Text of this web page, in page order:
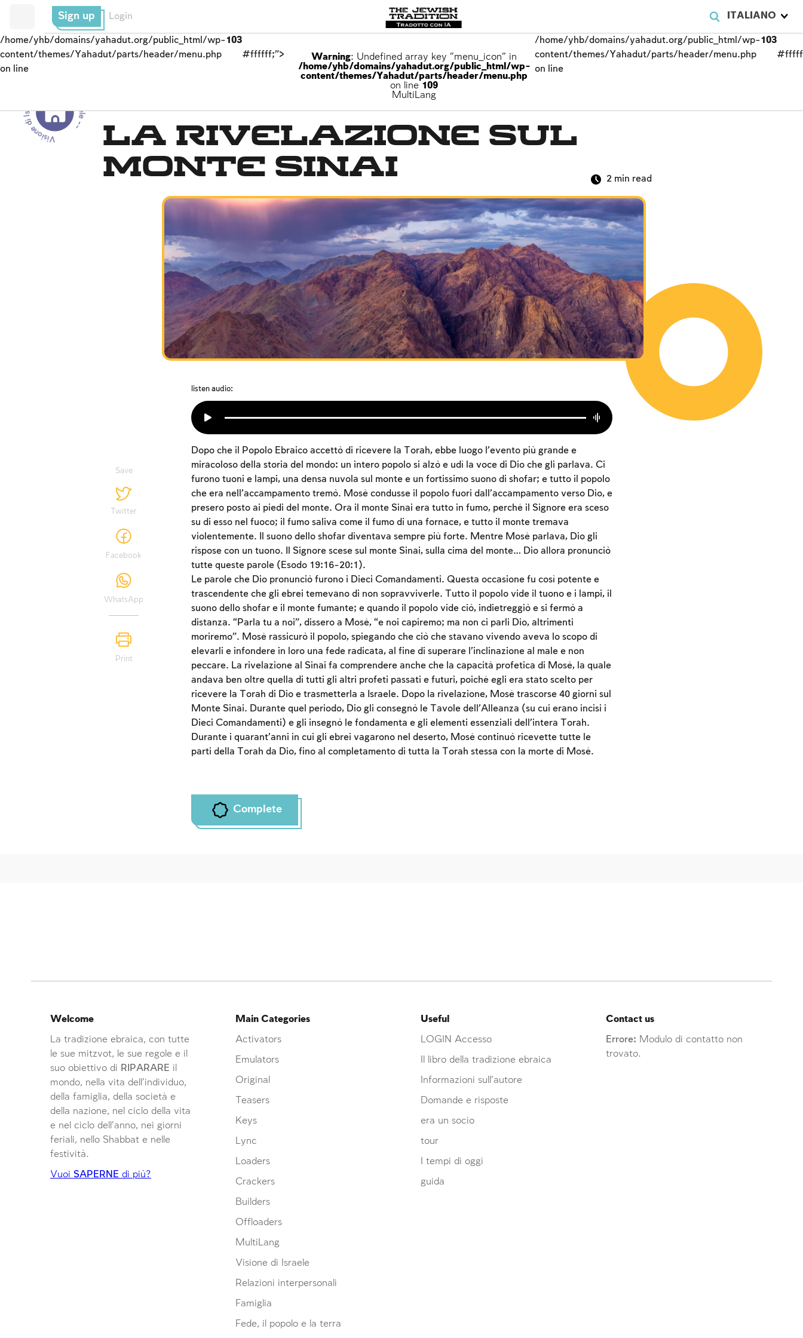
ITALIANO
Sign up Login
/home/yhb/domains/yahadut.org/public_html/wp-
content/themes/Yahadut/parts/header/menu.php
on line
103
#ffffff;">
Warning: Undefined array key "menu_icon" in
/home/yhb/domains/yahadut.org/public_html/wp-
content/themes/Yahadut/parts/header/menu.php
on line 109
MultiLang
/home/yhb/domains/yahadut.org/public_html/wp-
content/themes/Yahadut/parts/header/menu.php
on line
103
Visione di Israele - Visione di Israele -- La Rivelazione sul
Monte Sinai
2 min read
listen audio:
Save
Twitter
Facebook
WhatsApp
Print
Dopo che il Popolo Ebraico accettò di ricevere la Torah, ebbe luogo l’evento più grande e
miracoloso della storia del mondo: un intero popolo si alzò e udì la voce di Dio che gli parlava. Ci
furono tuoni e lampi, una densa nuvola sul monte e un fortissimo suono di shofar; e tutto il popolo
che era nell’accampamento tremò. Mosè condusse il popolo fuori dall’accampamento verso Dio, e
presero posto ai piedi del monte. Ora il monte Sinai era tutto in fumo, perché il Signore era sceso
su di esso nel fuoco; il fumo saliva come il fumo di una fornace, e tutto il monte tremava
violentemente. Il suono dello shofar diventava sempre più forte. Mentre Mosè parlava, Dio gli
rispose con un tuono. Il Signore scese sul monte Sinai, sulla cima del monte… Dio allora pronunciò
tutte queste parole (Esodo 19:16-20:1).
Le parole che Dio pronunciò furono i Dieci Comandamenti. Questa occasione fu così potente e
trascendente che gli ebrei temevano di non sopravviverle. Tutto il popolo vide il tuono e i lampi, il
suono dello shofar e il monte fumante; e quando il popolo vide ciò, indietreggiò e si fermò a
distanza. “Parla tu a noi”, dissero a Mosè, “e noi capiremo; ma non ci parli Dio, altrimenti
moriremo”. Mosè rassicurò il popolo, spiegando che ciò che stavano vivendo aveva lo scopo di
elevarli e infondere in loro una fede radicata, al fine di superare l’inclinazione al male e non
peccare. La rivelazione al Sinai fa comprendere anche che la capacità profetica di Mosè, la quale
andava ben oltre quella di tutti gli altri profeti passati e futuri, poiché egli era stato scelto per
ricevere la Torah di Dio e trasmetterla a Israele. Dopo la rivelazione, Mosè trascorse 40 giorni sul
Monte Sinai. Durante quel periodo, Dio gli consegnò le Tavole dell’Alleanza (su cui erano incisi i
Dieci Comandamenti) e gli insegnò le fondamenta e gli elementi essenziali dell’intera Torah.
Durante i quarant’anni in cui gli ebrei vagarono nel deserto, Mosè continuò ricevette tutte le
parti della Torah da Dio, fino al completamento di tutta la Torah stessa con la morte di Mosè.
Complete
Account required
To mark concepts as learned, you'll need to create
an account or log in.
Contact us
Errore: Modulo di contatto non
trovato.
Useful
LOGIN Accesso
Il libro della tradizione ebraica
Informazioni sull’autore
Domande e risposte
era un socio
tour
I tempi di oggi
guida
Main Categories
Activators
Emulators
Original
Teasers
Keys
Lync
Loaders
Crackers
Builders
Offloaders
MultiLang
Visione di Israele
Relazioni interpersonali
Famiglia
Fede, il popolo e la terra
Welcome
La tradizione ebraica, con tutte
le sue mitzvot, le sue regole e il
suo obiettivo di RIPARARE il
mondo, nella vita dell’individuo,
della famiglia, della società e
della nazione, nel ciclo della vita
e nel ciclo dell’anno, nei giorni
feriali, nello Shabbat e nelle
festività.
Vuoi SAPERNE di più?